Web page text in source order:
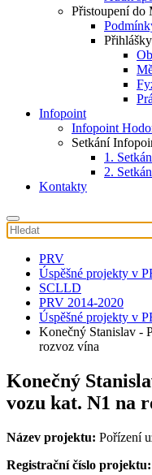
Přistoupení do
Infopoint
Infopoint
Setkání
1.
2.
Kontakty
PRV
Úspěšné projekty v
SCLLD
PRV 2014-2020
Úspěšné projekty v
Konečný Stanislav -
rozvoz vína
Konečný
vozu kat. N1 na
Název projektu: Pořízení
Registrační číslo projektu: